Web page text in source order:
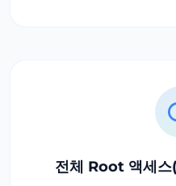
전체 Root 액세